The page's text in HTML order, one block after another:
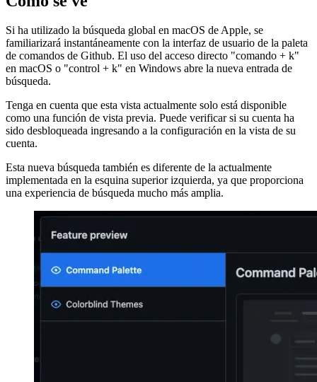
donde puede encontrar sus repositorios y datos de cuenta
solicitudes de extracción que se le asignan
Cómo se ve
familiarizará instantáneamente con la interfaz de usuario de la paleta
de comandos de Github. El uso del acceso directo "comando + k"
en macOS o "control + k" en Windows abre la nueva entrada de
búsqueda.
Tenga en cuenta que esta vista actualmente solo está disponible
como una función de vista previa. Puede verificar si su cuenta ha
sido desbloqueada ingresando a la configuración en la vista de su
Esta nueva búsqueda también es diferente de la actualmente
implementada en la esquina superior izquierda, ya que proporciona
una experiencia de búsqueda mucho más amplia.